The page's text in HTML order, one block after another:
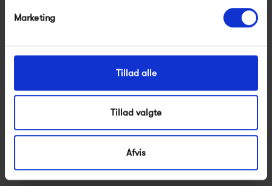
Marketing
Tillad alle
Tillad valgte
Afvis